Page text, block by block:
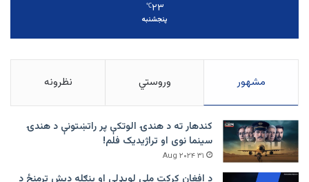
۲۳℃
پنجشنبه
مشهور وروستي نظرونه
کندهار ته د هندۍ الوتکې پر راتښتونې د هندۍ
سینما نوی او تراژيديک فلم!
۳۱ Aug ۲۰۲۴